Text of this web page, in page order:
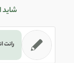
شاید
رانت